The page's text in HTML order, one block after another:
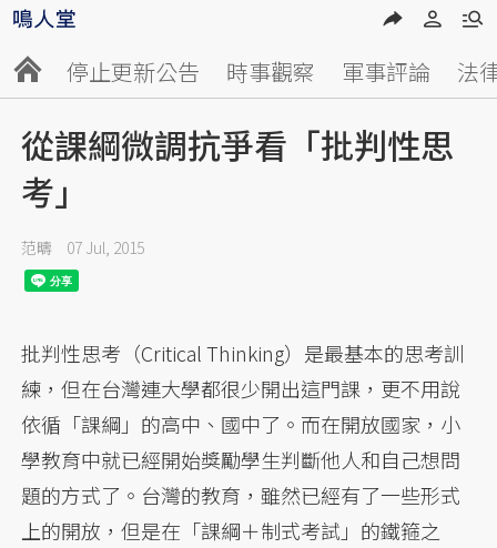
停止更新公告 時事觀察 軍事評論 法
從課綱微調抗爭看「批判性思
考」
范疇 07 Jul, 2015
批判性思考（Critical Thinking）是最基本的思考訓
練，但在台灣連大學都很少開出這門課，更不用說
依循「課綱」的高中、國中了。而在開放國家，小
學教育中就已經開始獎勵學生判斷他人和自己想問
題的方式了。台灣的教育，雖然已經有了一些形式
上的開放，但是在「課綱＋制式考試」的鐵箍之